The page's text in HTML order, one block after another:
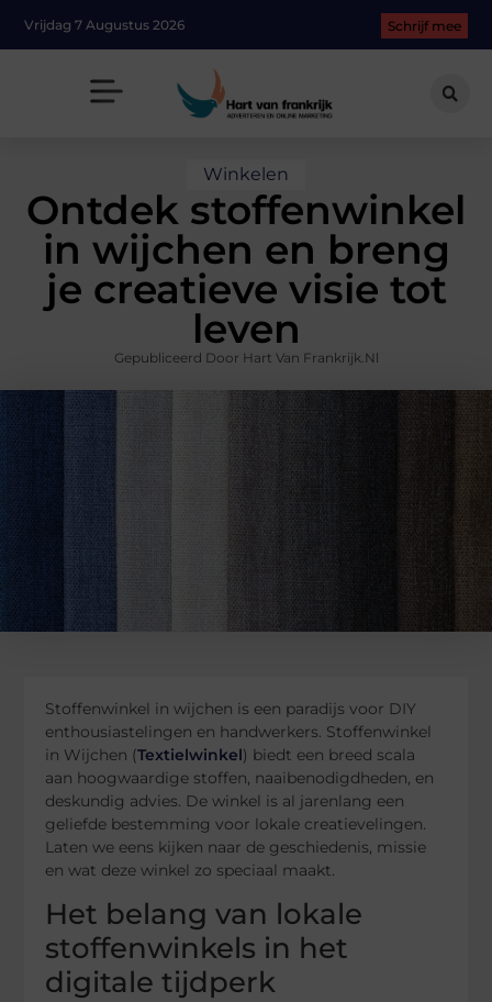
Vrijdag 7 Augustus 2026 Schrijf mee
Winkelen
Ontdek stoffenwinkel
in wijchen en breng
je creatieve visie tot
leven
Gepubliceerd Door Hart Van Frankrijk.nl
Stoffenwinkel in wijchen is een paradijs voor DIY
enthousiastelingen en handwerkers. Stoffenwinkel
in Wijchen (Textielwinkel) biedt een breed scala
aan hoogwaardige stoffen, naaibenodigdheden, en
deskundig advies. De winkel is al jarenlang een
geliefde bestemming voor lokale creatievelingen.
Laten we eens kijken naar de geschiedenis, missie
en wat deze winkel zo speciaal maakt.
Het belang van lokale
stoffenwinkels in het
digitale tijdperk